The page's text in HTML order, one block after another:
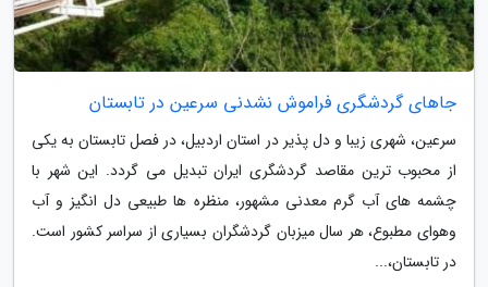
جاهای گردشگری فراموش نشدنی سرعین در تابستان
سرعین، شهری زیبا و دل پذیر در استان اردبیل، در فصل تابستان به یکی
از محبوب ترین مقاصد گردشگری ایران تبدیل می گردد. این شهر با
چشمه های آب گرم معدنی مشهور، منظره ها طبیعی دل انگیز و آب
وهوای مطبوع، هر سال میزبان گردشگران بسیاری از سراسر کشور است.
در تابستان،...